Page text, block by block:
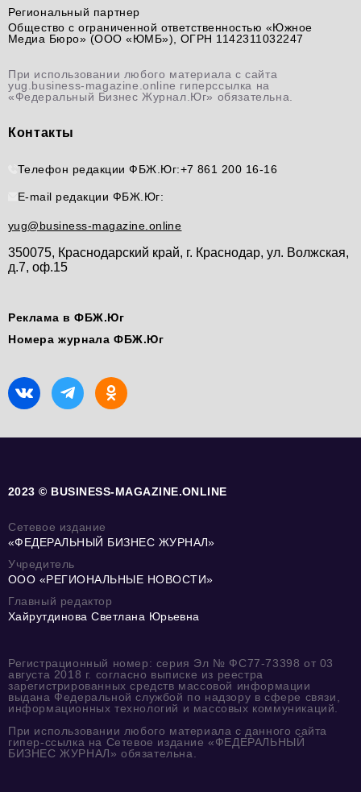
Региональный партнер
Общество с ограниченной ответственностью «Южное
Медиа Бюро» (ООО «ЮМБ»), ОГРН 1142311032247
При использовании любого материала с сайта
yug.business-magazine.online гиперссылка на
«Федеральный Бизнес Журнал.Юг» обязательна.
Контакты
Телефон редакции ФБЖ.Юг:+7 861 200 16-16
E-mail редакции ФБЖ.Юг:
yug@business-magazine.online
350075, Краснодарский край, г. Краснодар, ул. Волжская,
д.7, оф.15
Реклама в ФБЖ.Юг
Номера журнала ФБЖ.Юг
2023 © BUSINESS-MAGAZINE.ONLINE
Сетевое издание
«ФЕДЕРАЛЬНЫЙ БИЗНЕС ЖУРНАЛ»
Учредитель
ООО «РЕГИОНАЛЬНЫЕ НОВОСТИ»
Главный редактор
Хайрутдинова Светлана Юрьевна
Регистрационный номер: серия Эл № ФС77-73398 от 03
августа 2018 г. согласно выписке из реестра
зарегистрированных средств массовой информации
выдана Федеральной службой по надзору в сфере связи,
информационных технологий и массовых коммуникаций.
При использовании любого материала с данного сайта
гипер-ссылка на Сетевое издание «ФЕДЕРАЛЬНЫЙ
БИЗНЕС ЖУРНАЛ» обязательна.